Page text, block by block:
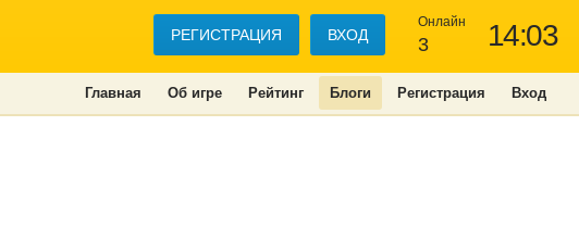
14:03
Онлайн
3
РЕГИСТРАЦИЯ ВХОД
Главная Об игре Рейтинг Блоги Регистрация Вход